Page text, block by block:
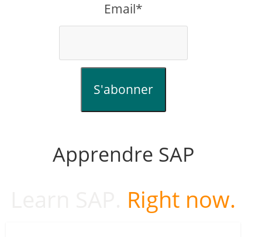
Email*
S'abonner
Apprendre SAP
Right now.